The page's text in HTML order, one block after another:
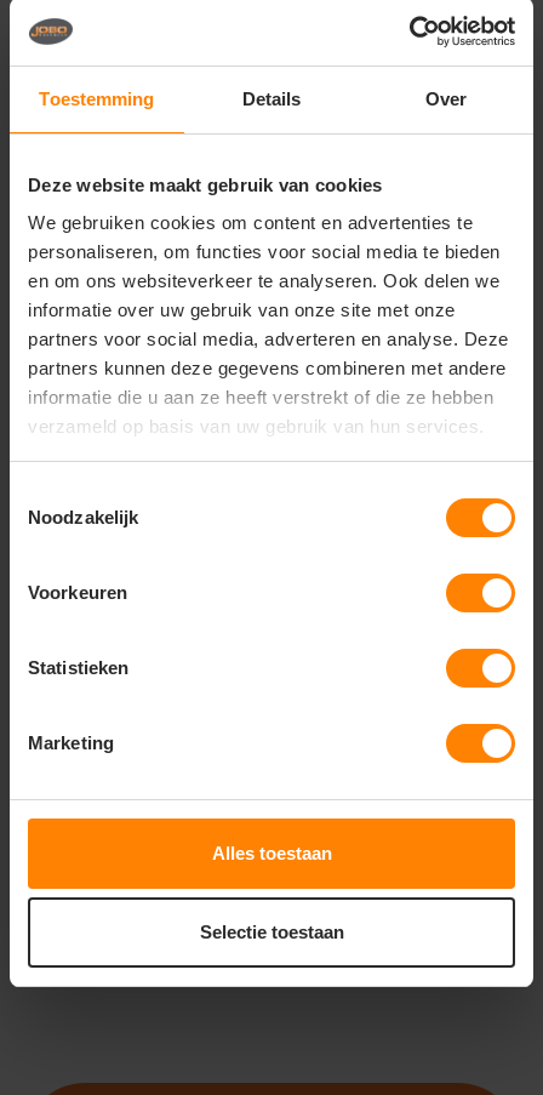
Toestemming Details Over
Deze website maakt gebruik van cookies
We gebruiken cookies om content en advertenties te
personaliseren, om functies voor social media te bieden
en om ons websiteverkeer te analyseren. Ook delen we
informatie over uw gebruik van onze site met onze
partners voor social media, adverteren en analyse. Deze
partners kunnen deze gegevens combineren met andere
informatie die u aan ze heeft verstrekt of die ze hebben
verzameld op basis van uw gebruik van hun services.
Noodzakelijk
Voorkeuren
Statistieken
Marketing
Alles toestaan
Selectie toestaan
Vragen? Neem contact
op met onze
klantenservice
store Bezoek onze showroom:
Provincialeweg 59 - Velddriel
Dit vind je misschien ook leuk
Items van productcarrousel
Meer stuks = meer korting
Gratis digitale proefdruk
Bedrukking in eigen huis
Snelle levering (tot binnen 48u)
46